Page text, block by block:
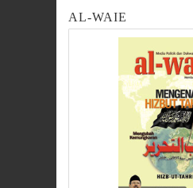
AL-WAIE